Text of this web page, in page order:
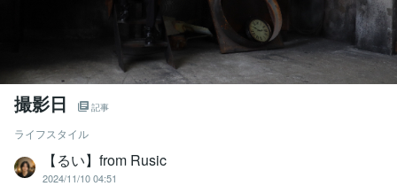
撮影日 記事
ライフスタイル
【るい】from Rusic
2024/11/10 04:51